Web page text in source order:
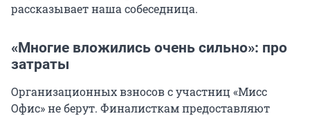
рассказывает наша собеседница.
«Многие вложились очень сильно»: про
затраты
Организационных взносов с участниц «Мисс
Офис» не берут. Финалисткам предоставляют